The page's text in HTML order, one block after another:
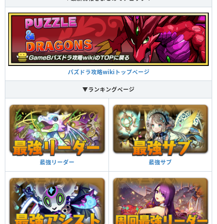
パズドラ攻略wikiトップページ
▼ランキングページ
最強リーダー 最強サブ